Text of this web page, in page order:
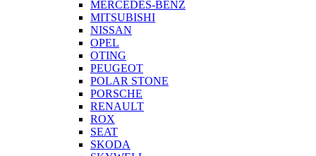
MERCEDES-BENZ
MITSUBISHI
NISSAN
OPEL
OTING
PEUGEOT
POLAR STONE
PORSCHE
RENAULT
ROX
SEAT
SKODA